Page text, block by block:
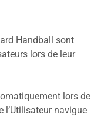
Handball sont
lors de leur
lors de
l’Utilisateur navigue